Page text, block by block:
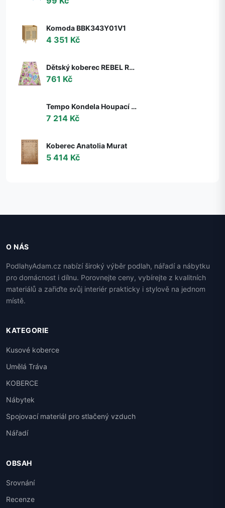
Komoda BBK343Y01V1
4 351 Kč
Dětský koberec REBEL ROADS Sweet town 26 Cukrovinky, protiskluzový - růžový / zelený
761 Kč
Tempo Kondela Houpací křeslo s podnoží TALMAN, ořech
7 214 Kč
Koberec Anatolia Murat
5 414 Kč
O NÁS
PodlahyAdam.cz nabízí široký výběr podlah, nářadí a nábytku
pro domácnost i dílnu. Porovnejte ceny, vybírejte z kvalitních
materiálů a zařiďte svůj interiér prakticky i stylově na jednom
místě.
KATEGORIE
Kusové koberce
Umělá Tráva
KOBERCE
Nábytek
Spojovací materiál pro stlačený vzduch
Nářadí
OBSAH
Srovnání
Recenze